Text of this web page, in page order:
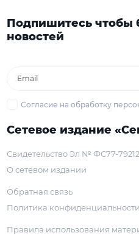
Подпишитесь чтобы
новостей
Согласие на обработку
Сетевое издание
Свидетельство Эл № ФС77-79212
О сетевом издании
Обратная связь
Политика конфиденциальности
Правила использования